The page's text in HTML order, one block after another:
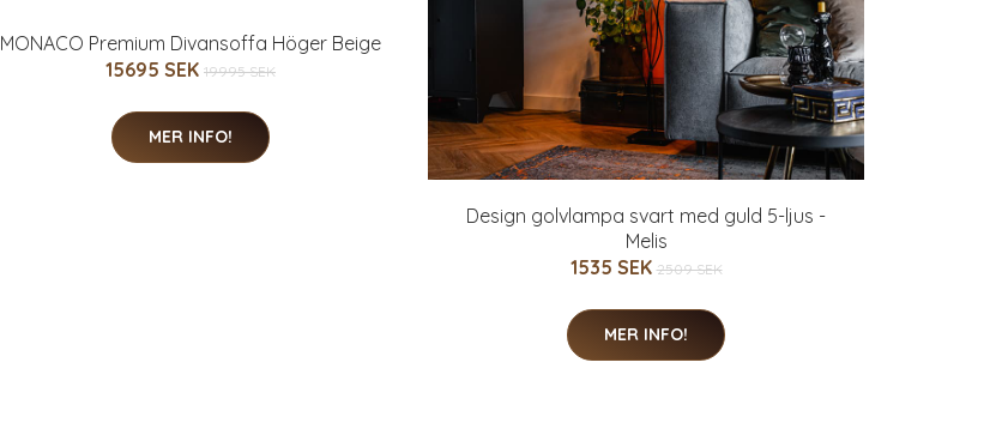
MONACO Premium Divansoffa Höger Beige
15695 SEK 19995 SEK
MER INFO!
Design golvlampa svart med guld 5-ljus -
Melis
1535 SEK 2509 SEK
MER INFO!